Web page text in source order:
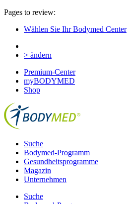
Pages to review:
Wählen Sie Ihr Bodymed Center
> ändern
Premium-Center
myBODYMED
Shop
Suche
Bodymed-Programm
Gesundheitsprogramme
Magazin
Unternehmen
Suche